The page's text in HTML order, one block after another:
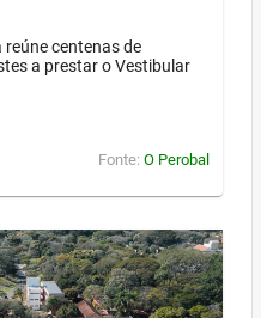
centenas de
a prestar o Vestibular
Fonte: O Perobal